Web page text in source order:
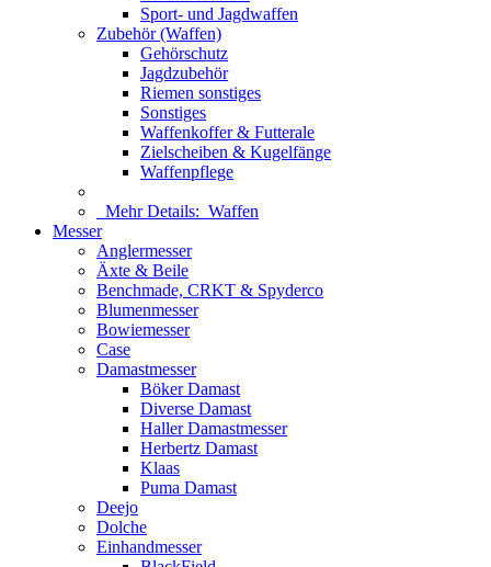
Sport- und Jagdwaffen
Zubehör (Waffen)
Gehörschutz
Jagdzubehör
Riemen sonstiges
Sonstiges
Waffenkoffer & Futterale
Zielscheiben & Kugelfänge
Waffenpflege
Mehr Details: Waffen
Messer
Anglermesser
Äxte & Beile
Benchmade, CRKT & Spyderco
Blumenmesser
Bowiemesser
Case
Damastmesser
Böker Damast
Diverse Damast
Haller Damastmesser
Herbertz Damast
Klaas
Puma Damast
Deejo
Dolche
Einhandmesser